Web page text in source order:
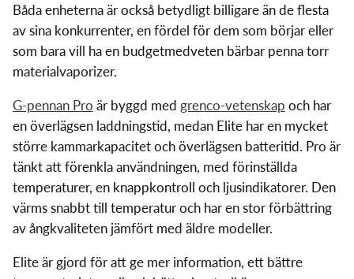
Båda enheterna är också betydligt billigare än de flesta
av sina konkurrenter, en fördel för dem som börjar eller
som bara vill ha en budgetmedveten bärbar penna torr
materialvaporizer.
G-pennan Pro är byggd med grenco-vetenskap och har
en överlägsen laddningstid, medan Elite har en mycket
större kammarkapacitet och överlägsen batteritid. Pro är
tänkt att förenkla användningen, med förinställda
temperaturer, en knappkontroll och ljusindikatorer. Den
värms snabbt till temperatur och har en stor förbättring
av ångkvaliteten jämfört med äldre modeller.
Elite är gjord för att ge mer information, ett bättre